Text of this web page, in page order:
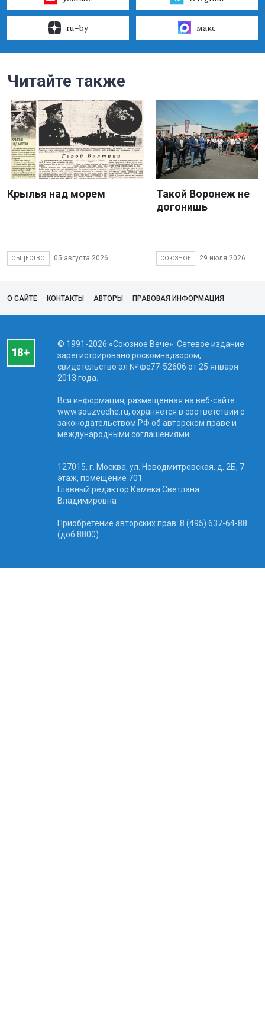
ru–by макс
Читайте также
Крылья над морем
ОБЩЕСТВО 05 августа 2026
Такой Воронеж не
догонишь
СОЮЗНОЕ 29 июля 2026
О САЙТЕ КОНТАКТЫ АВТОРЫ ПРАВОВАЯ ИНФОРМАЦИЯ
© 1991-2026 «Союзное Вече». Сетевое издание
зарегистрировано роскомнадзором,
свидетельство эл № фc77-52606 от 25 января
2013 года.
Вся информация, размещенная на веб-сайте
www.souzveche.ru, охраняется в соответствии с
законодательством РФ об авторском праве и
международными соглашениями.
127015, г. Москва, ул. Новодмитровская, д. 2Б, 7
этаж, помещение 701
Главный редактор Камека Светлана
Владимировна
Приобретение авторских прав: 8 (495) 637-64-88
(доб.8800)